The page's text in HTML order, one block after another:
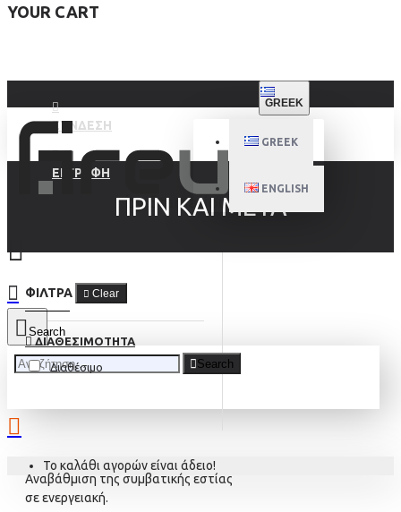
YOUR CART
ΣΥΝΔΕΣΗ
ΕΓΓΡΑΦΉ
GREEK
GREEK
ENGLISH
Search
Search
Το καλάθι αγορών είναι άδειο!
ΠΡΙΝ ΚΑΙ ΜΕΤΑ
ΦΊΛΤΡΑ Clear
ΔΙΑΘΕΣΙΜΌΤΗΤΑ
Διαθέσιμο
Αναβάθμιση της συμβατικής εστίας
σε ενεργειακή.